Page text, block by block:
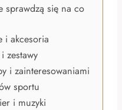
sprawdzą się na co
i akcesoria
zestawy
i zainteresowaniami
sportu
i muzyki